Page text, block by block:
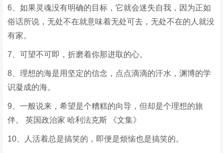
6、如果灵魂没有明确的目标，它就会迷失自我，因为正如
俗话所说，无处不在就意味着无处可去，无处不在的人就没
有家。
7、可望不可即，折磨着你那进取的心。
8、理想的海是用坚定的信念，点点滴滴的汗水，渊博的学
识凝成的海。
9、一般说来，希望是个糟糕的向导，但却是个理想的旅
伴。 英国政治家 哈利法克斯 《文集》
10、人活着总是搞笑的，即便是烦恼也是搞笑的。